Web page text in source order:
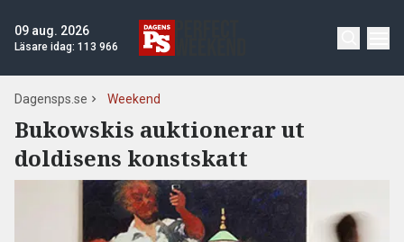
09 aug. 2026
Läsare idag: 113 966
Dagensps.se Weekend
Bukowskis auktionerar ut
doldisens konstskatt